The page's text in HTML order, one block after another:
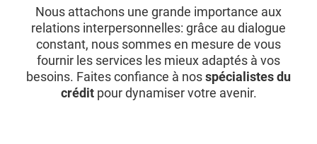
Nous attachons une grande importance aux
relations interpersonnelles: grâce au dialogue
constant, nous sommes en mesure de vous
fournir les services les mieux adaptés à vos
besoins. Faites confiance à nosspécialistes du
créditpour dynamiser votre avenir.